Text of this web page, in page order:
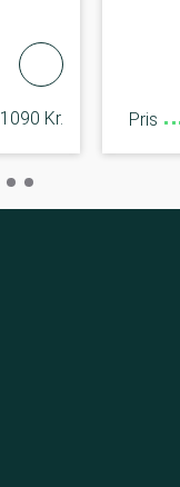
1090 Kr. Pris